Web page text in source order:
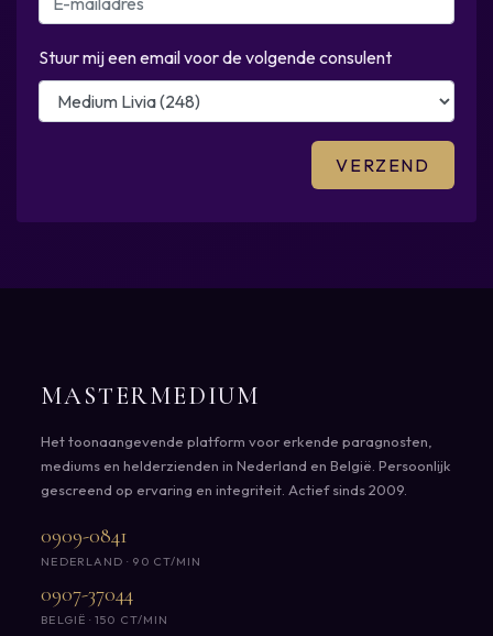
Stuur mij een email voor de volgende consulent
MASTERMEDIUM
Het toonaangevende platform voor erkende paragnosten,
mediums en helderzienden in Nederland en België. Persoonlijk
gescreend op ervaring en integriteit. Actief sinds 2009.
0909-0841
NEDERLAND · 90 CT/MIN
0907-37044
BELGIË · 150 CT/MIN